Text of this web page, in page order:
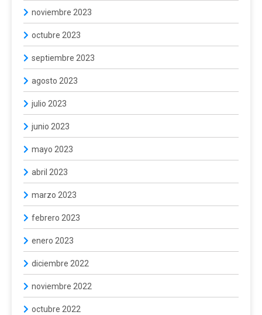
noviembre 2023
octubre 2023
septiembre 2023
agosto 2023
julio 2023
junio 2023
mayo 2023
abril 2023
marzo 2023
febrero 2023
enero 2023
diciembre 2022
noviembre 2022
octubre 2022